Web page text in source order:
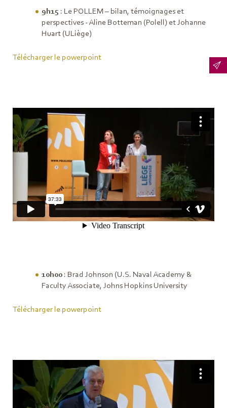
9h15 : Le POLLEM – bilan, témoignages et
perspectives - Aline Botteman (Polell) et Johanne
Huart (ULiège)
Télécharger le powerpoint
10h00: Brad Johnson (U.S. Naval Academy &
Faculty Associate, Johns Hopkins University
Télécharger le powerpoint